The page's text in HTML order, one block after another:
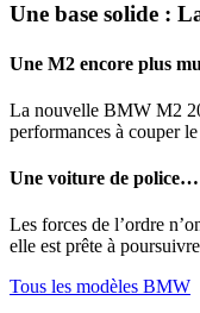
Une base solide :
Une M2 encore plus
La nouvelle BMW M2
performances à couper
Une voiture de
Les forces de l’ordre
elle est prête à
Tous les modèles BMW